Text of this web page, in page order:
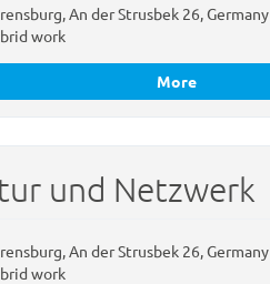
An der Strusbek 26, Germany
work
More
und Netzwerk
An der Strusbek 26, Germany
work